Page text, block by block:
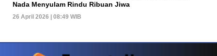
Nada Menyulam Rindu Ribuan Jiwa
26 April 2026 | 08:49 WIB